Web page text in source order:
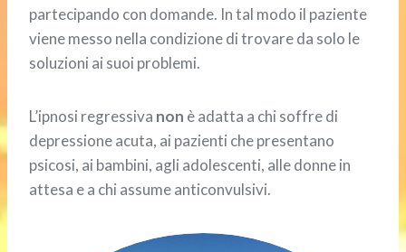
partecipando con domande. In tal modo il paziente
viene messo nella condizione di trovare da solo le
soluzioni ai suoi problemi.
L’ipnosi regressiva non è adatta a chi soffre di
depressione acuta, ai pazienti che presentano
psicosi, ai bambini, agli adolescenti, alle donne in
attesa e a chi assume anticonvulsivi.